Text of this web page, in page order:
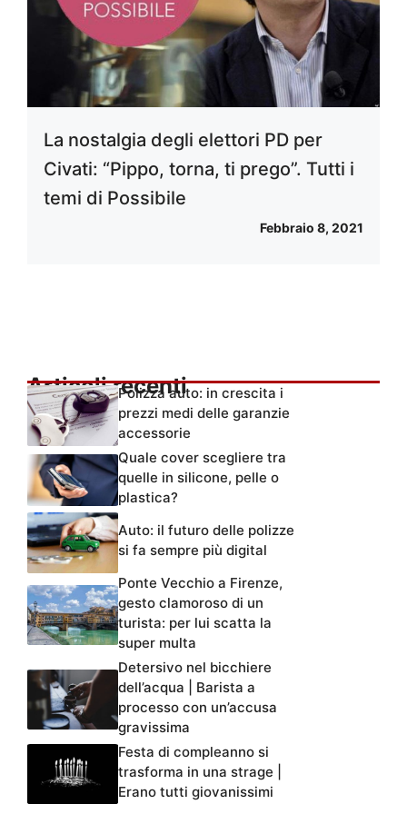
La nostalgia degli elettori PD per
Civati: “Pippo, torna, ti prego”. Tutti i
temi di Possibile
Febbraio 8, 2021
Articoli recentiPolizza auto: in crescita i
prezzi medi delle garanzie
accessorie
Quale cover scegliere tra
quelle in silicone, pelle o
plastica?
Auto: il futuro delle polizze
si fa sempre più digital
Ponte Vecchio a Firenze,
gesto clamoroso di un
turista: per lui scatta la
super multa
Detersivo nel bicchiere
dell’acqua | Barista a
processo con un’accusa
gravissima
Festa di compleanno si
trasforma in una strage |
Erano tutti giovanissimi